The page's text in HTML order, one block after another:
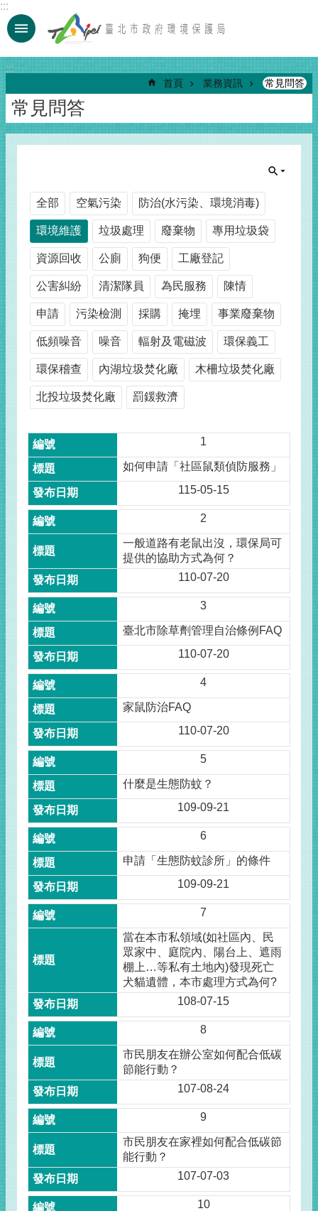
跳到主要內容區塊
:::
:::
首頁 業務資訊 常見問答
常見問答
全部 空氣污染 防治(水污染、環境消毒)
環境維護 垃圾處理 廢棄物 專用垃圾袋
資源回收 公廁 狗便 工廠登記
公害糾紛 清潔隊員 為民服務 陳情
申請 污染檢測 採購 掩埋 事業廢棄物
低頻噪音 噪音 輻射及電磁波 環保義工
環保稽查 內湖垃圾焚化廠 木柵垃圾焚化廠
北投垃圾焚化廠 罰鍰救濟
1
如何申請「社區鼠類偵防服務」
115-05-15
2
一般道路有老鼠出沒，環保局可
提供的協助方式為何？
110-07-20
3
臺北市除草劑管理自治條例FAQ
110-07-20
4
家鼠防治FAQ
110-07-20
5
什麼是生態防蚊？
109-09-21
6
申請「生態防蚊診所」的條件
109-09-21
7
當在本市私領域(如社區內、民
眾家中、庭院內、陽台上、遮雨
棚上…等私有土地內)發現死亡
犬貓遺體，本市處理方式為何?
108-07-15
8
市民朋友在辦公室如何配合低碳
節能行動？
107-08-24
9
市民朋友在家裡如何配合低碳節
能行動？
107-07-03
10